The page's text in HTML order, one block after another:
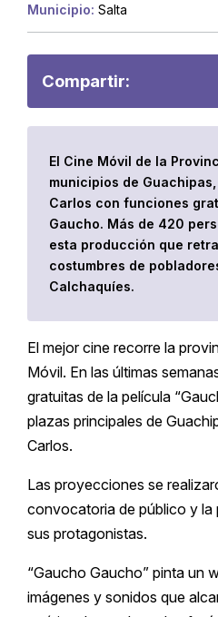
Municipio: Salta
Compartir:
El Cine Móvil de la
municipios de
Carlos con funciones
Gaucho. Más de 420
esta producción que
costumbres de
Calchaquíes.
El mejor cine recorre la
Móvil. En las últimas
gratuitas de la película
plazas principales de
Carlos.
Las proyecciones se
convocatoria de público y la
sus protagonistas.
“Gaucho Gaucho” pinta un
imágenes y sonidos que